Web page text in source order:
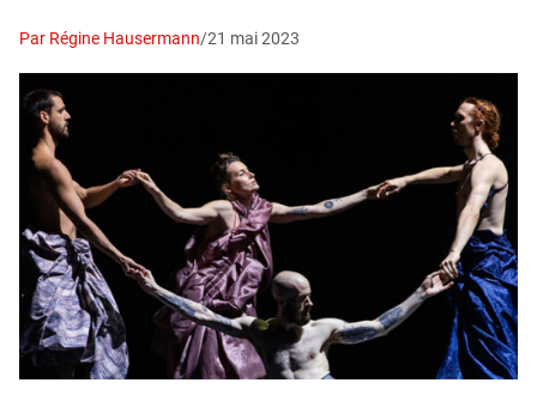
Par Régine Hausermann/21 mai 2023